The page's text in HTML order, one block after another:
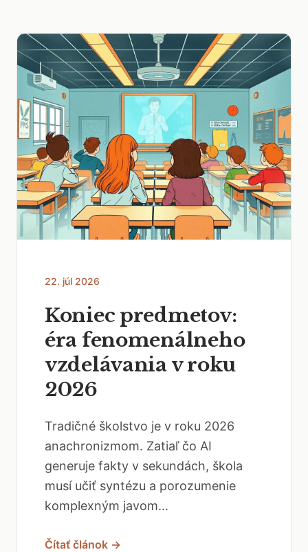
22. júl 2026
Koniec predmetov:
éra fenomenálneho
vzdelávania v roku
2026
Tradičné školstvo je v roku 2026
anachronizmom. Zatiaľ čo AI
generuje fakty v sekundách, škola
musí učiť syntézu a porozumenie
komplexným javom...
Čítať článok →